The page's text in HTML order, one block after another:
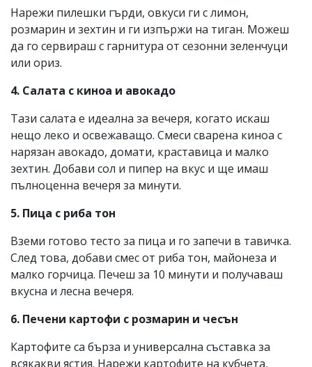
Нарежи пилешки гърди, овкуси ги с лимон,
розмарин и зехтин и ги изпържи на тиган. Можеш
да го сервираш с гарнитура от сезонни зеленчуци
или ориз.
4. Салата с киноа и авокадо
Тази салата е идеална за вечеря, когато искаш
нещо леко и освежаващо. Смеси сварена киноа с
нарязан авокадо, домати, краставица и малко
зехтин. Добави сол и пипер на вкус и ще имаш
пълноценна вечеря за минути.
5. Пица с риба тон
Вземи готово тесто за пица и го запечи в тавичка.
След това, добави смес от риба тон, майонеза и
малко горчица. Печеш за 10 минути и получаваш
вкусна и лесна вечеря.
6. Печени картофи с розмарин и чесън
Картофите са бърза и универсална съставка за
всякакви ястия. Нарежи картофите на кубчета,